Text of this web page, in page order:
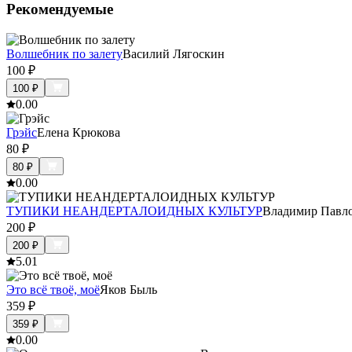
Рекомендуемые
Волшебник по залетуВасилий Лягоскин
100 ₽
100 ₽
0.00
ГрэйсЕлена Крюкова
80 ₽
80 ₽
0.00
ТУПИКИ НЕАНДЕРТАЛОИДНЫХ КУЛЬТУРВладимир
200 ₽
200 ₽
5.01
Это всё твоё, моёЯков Быль
359 ₽
359 ₽
0.00